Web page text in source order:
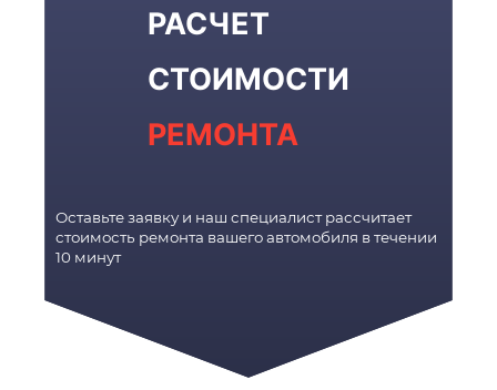
РАСЧЕТ
СТОИМОСТИ
РЕМОНТА
Оставьте заявку и наш специалист рассчитает
стоимость ремонта вашего автомобиля в течении
10 минут